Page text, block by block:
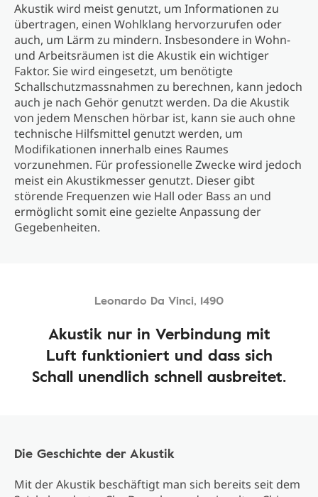
Akustik wird meist genutzt, um Informationen zu
übertragen, einen Wohlklang hervorzurufen oder
auch, um Lärm zu mindern. Insbesondere in Wohn-
und Arbeitsräumen ist die Akustik ein wichtiger
Faktor. Sie wird eingesetzt, um benötigte
Schallschutzmassnahmen zu berechnen, kann jedoch
auch je nach Gehör genutzt werden. Da die Akustik
von jedem Menschen hörbar ist, kann sie auch ohne
technische Hilfsmittel genutzt werden, um
Modifikationen innerhalb eines Raumes
vorzunehmen. Für professionelle Zwecke wird jedoch
meist ein Akustikmesser genutzt. Dieser gibt
störende Frequenzen wie Hall oder Bass an und
ermöglicht somit eine gezielte Anpassung der
Gegebenheiten.
Leonardo Da Vinci, 1490
Akustik nur in Verbindung mit
Luft funktioniert und dass sich
Schall unendlich schnell ausbreitet.
Die Geschichte der Akustik
Mit der Akustik beschäftigt man sich bereits seit dem